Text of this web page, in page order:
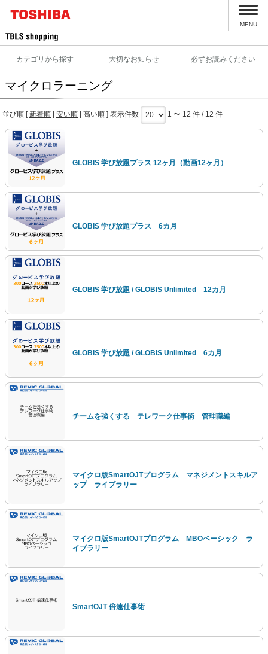
MENU
カテゴリから探す 大切なお知らせ 必ずお読みください
マイクロラーニング
並び順 [新着順 安い順 高い順 ] 表示件数 1 〜 12 件 / 12 件
GLOBIS 学び放題プラス 12ヶ月（動画12ヶ月）
GLOBIS 学び放題プラス 6カ月
GLOBIS 学び放題 / GLOBIS Unlimited 12カ月
GLOBIS 学び放題 / GLOBIS Unlimited 6カ月
チームを強くする テレワーク仕事術 管理職編
マイクロ版SmartOJTプログラム マネジメントスキルア
ップ ライブラリー
マイクロ版SmartOJTプログラム MBOベーシック ラ
イブラリー
SmartOJT 倍速仕事術